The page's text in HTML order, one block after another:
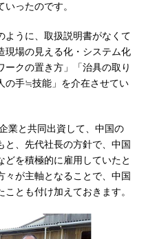
ったのです。
うに、取扱説明書がなくて
現場の見える化・システム化
ークの置き方」「治具の取り
の手≒技能」を介在させてい
業と共同出資して、中国の
と、先代社長の方針で、中国
を積極的に雇用していたと
々が主軸となることで、中国
とも付け加えておきます。